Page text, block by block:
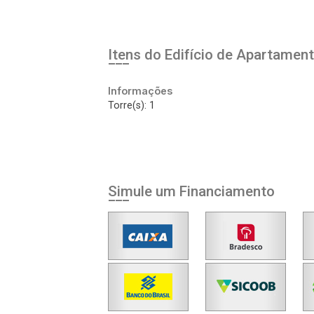
Itens do Edifício de
Informações
Torre(s): 1
Simule um Financiamento
Cadastre-se
Agendar Visita